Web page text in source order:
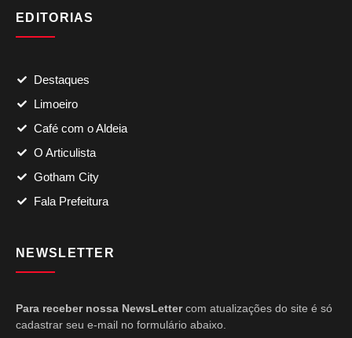
EDITORIAS
Destaques
Limoeiro
Café com o Aldeia
O Articulista
Gotham City
Fala Prefeitura
NEWSLETTER
Para receber nossa NewsLettercom atualizações do site é só
cadastrar seu e-mail no formulário abaixo.